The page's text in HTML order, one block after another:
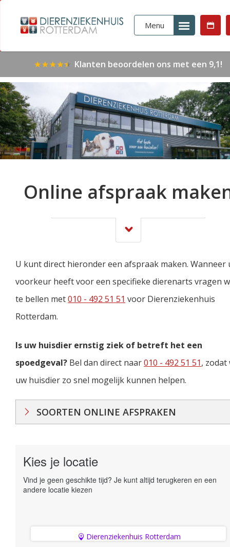
Klanten beoordelen ons met een 9,1!
Menu
Online afspraak
U kunt direct hieronder een afspraak maken. Wanneer
voorkeur heeft voor een specifieke dierenarts vragen
te bellen met010 - 492 51 51 voor Dierenziekenhuis
Rotterdam.
Is uw huisdier ernstig ziek of betreft het een
spoedgeval? Bel dan direct naar010 - 492 51 51, zodat
uw huisdier zo snel mogelijk kunnen helpen.
SOORTEN ONLINE AFSPRAKEN
Kies je locatie
Vind je geen geschikte tijd? Je kunt altijd terugkeren en een
andere locatie kiezen
Dierenziekenhuis Rotterdam